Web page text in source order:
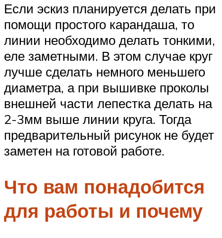
Если эскиз планируется делать при
помощи простого карандаша, то
линии необходимо делать тонкими,
еле заметными. В этом случае круг
лучше сделать немного меньшего
диаметра, а при вышивке проколы
внешней части лепестка делать на
2-3мм выше линии круга. Тогда
предварительный рисунок не будет
заметен на готовой работе.
Что вам понадобится
для работы и почему